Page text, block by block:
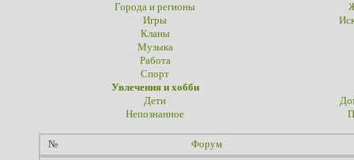
Города и регионы
Игры
Кланы
Музыка
Работа
Спорт
Увлечения и хобби
Дети
Непознанное
№ Форум